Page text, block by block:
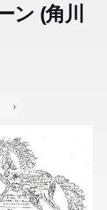
ン (角川